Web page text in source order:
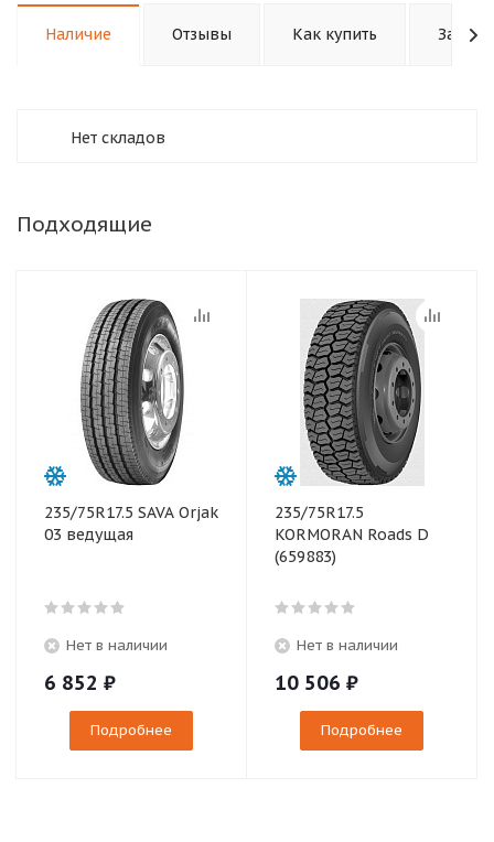
Наличие Отзывы Как купить
Нет складов
Подходящие
235/75R17.5 SAVA Orjak
03 ведущая
Нет в наличии
6 852 ₽
Подробнее
235/75R17.5
KORMORAN Roads D
(659883)
Нет в наличии
10 506 ₽
Подробнее